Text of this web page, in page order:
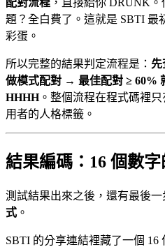
配對流程 ，直接給你 DRUNK
題？全白費了。這就是 SBTI 最
彩蛋。
所以完整的結果判定流程是： 先
做模式配對 → 最佳配對 ≥ 60%
HHHH。整個流程在程式碼裡
用者的人格標籤。
結果編碼：16 個數
測試結果出來之後，還有最後一
式 。
SBTI 的分享連結裡藏了一個 16